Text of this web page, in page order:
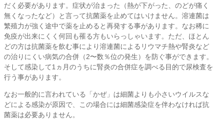
だく必要があります。症状が治まった（熱が下がった、のどが痛く
無くなったなど）と言って抗菌薬を止めてはいけません。溶連菌は
繁殖力が強く途中で薬を止めると再発する事があります。なお稀に
免疫が出来にくく何回も罹る方もいらっしゃいます。ただ、ほとん
どの方は抗菌薬を飲む事により溶連菌によるリウマチ熱や腎炎など
の治りにくい病気の合併（2〜数％位の発生）を防ぐ事ができます。
そして感染して1ヵ月のうちに腎炎の合併症を調べる目的で尿検査を
行う事があります。
なお一般的に言われている「かぜ」は細菌よりも小さいウイルスな
どによる感染が原因で、この場合には細菌感染症を伴わなければ抗
菌薬は必要ありません。